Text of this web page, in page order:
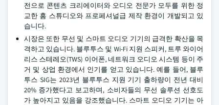
전으로 콘텐츠 크리에이터와 오디오 전문가 모두를 위한 정
교한 홈 스튜디오와 프로페셔널급 제작 환경이 개발되고 있
습니다.
시장은 또한 무선 및 스마트 오디오 기기의 급격한 확산을 목
격하고 있습니다. 블루투스 및 Wi-Fi 지원 스피커, 트루 와이어
리스 스테레오(TWS) 이어폰, 네트워크 오디오 시스템 등이 주
거 및 상업 환경에서 인기를 얻고 있습니다. 예를 들어, 블루
투스 SIG는 2023년 블루투스 지원 기기 출하량이 전년 대비
20% 증가했다고 보고하며, 소비자들의 무선 솔루션 선호도
가 높아지고 있음을 강조했습니다. 스마트 오디오 기기는 아